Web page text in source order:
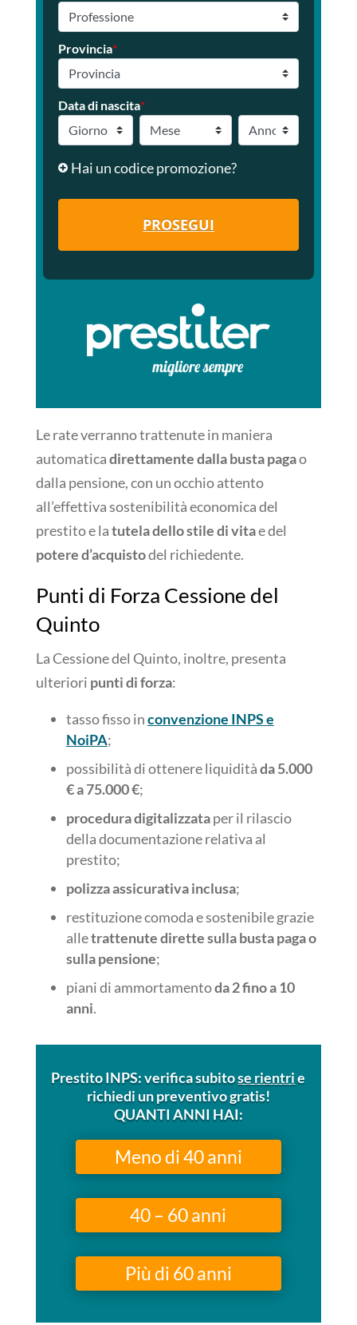
Provincia*
Data di nascita*
Hai un codice promozione?
PROSEGUI
Le rate verranno trattenute in maniera
automaticadirettamente dalla busta pagao
dalla pensione, con un occhio attento
all’effettiva sostenibilità economica del
prestito e latutela dello stile di vitae del
potere d’acquistodel richiedente.
Punti di Forza Cessione del
Quinto
La Cessione del Quinto, inoltre, presenta
ulteriori punti di forza:
tasso fisso inconvenzione INPS e
NoiPA;
possibilità di ottenere liquiditàda 5.000
€ a 75.000 €;
procedura digitalizzataper il rilascio
della documentazione relativa al
prestito;
polizza assicurativa inclusa;
restituzione comoda e sostenibile grazie
alletrattenute dirette sulla busta paga o
sulla pensione;
piani di ammortamentoda 2 fino a 10
anni.
Prestito INPS: verifica subitose rientrie
richiedi un preventivo gratis!
QUANTI ANNI HAI:
Meno di 40 anni
40 – 60 anni
Più di 60 anni